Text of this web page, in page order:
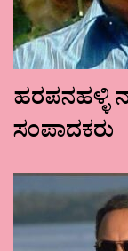
ಹರಪನಹಳ್ಳಿ
ಸಂಪಾದಕರು